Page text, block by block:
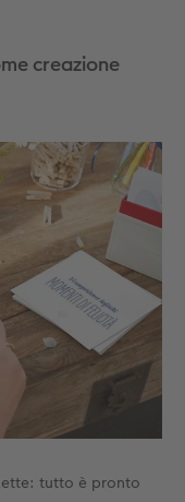
creazione
tutto è pronto